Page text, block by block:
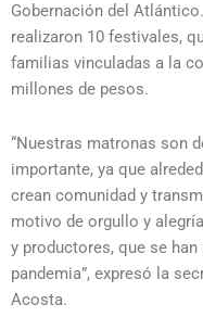
Gobernación del
realizaron 10 festivales,
familias vinculadas a la
millones de pesos.
“Nuestras matronas son
importante, ya que
crean comunidad y
motivo de orgullo y
y productores, que se
pandemia”, expresó la
Acosta.